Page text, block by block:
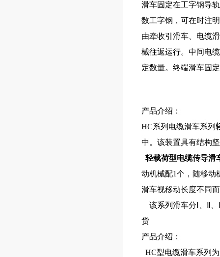
滑车固定在工字钢导
数工字钢，可在时注
由牵收引滑车、电缆
械往返运行。中间电
定数量。终端滑车固
产品介绍：
HC系列电缆滑车系列
中。该装置具有结构
轻载荷型电缆传导滑
动机械配1个，随移动
滑车视移动长度不同
该系列滑车分Ⅰ、Ⅱ
货
产品介绍：
HC型电缆滑车系列